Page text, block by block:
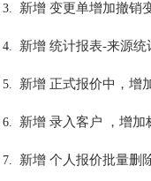
3. 新增 变更单增加撤销
4. 新增 统计报表-来源
5. 新增 正式报价中，增
6. 新增 录入客户 ，增
7. 新增 个人报价批量删